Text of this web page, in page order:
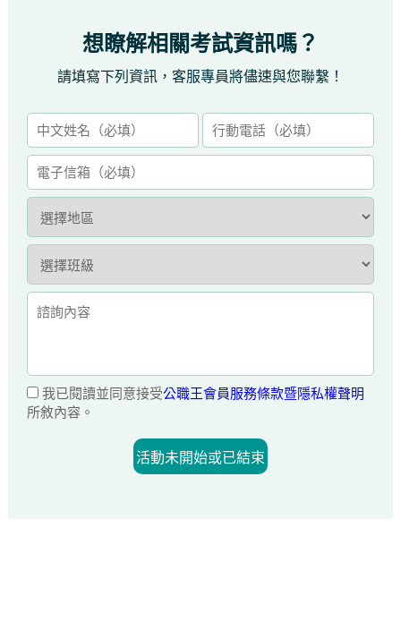
想瞭解相關考試資訊嗎？
請填寫下列資訊，客服專員將儘速與您聯繫！
我已閱讀並同意接受公職王會員服務條款暨隱私權聲明
所敘內容。
活動未開始或已結束